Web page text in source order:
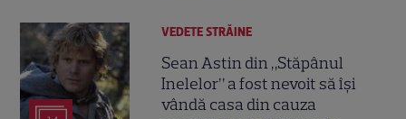
VEDETE STRĂINE
Sean Astin din „Stăpânul
Inelelor” a fost nevoit să își
vândă casa din cauza